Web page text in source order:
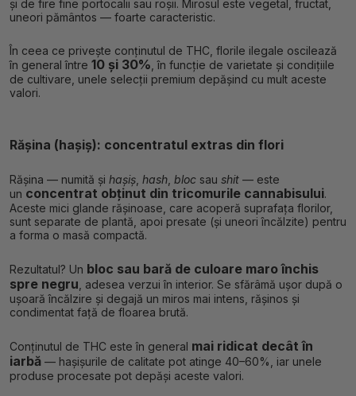
și de fire fine portocalii sau roșii. Mirosul este vegetal, fructat,
uneori pământos — foarte caracteristic.
În ceea ce privește conținutul de THC, florile ilegale oscilează
în general între 10 și 30% , în funcție de varietate și condițiile
de cultivare, unele selecții premium depășind cu mult aceste
valori.
Rășina (hașiș): concentratul extras din flori
Rășina — numită și hașiș hash bloc sau shit — este
un concentrat obținut din tricomurile cannabisului.
Aceste mici glande rășinoase, care acoperă suprafața florilor,
sunt separate de plantă, apoi presate (și uneori încălzite) pentru
a forma o masă compactă.
Rezultatul? Un bloc sau bară de culoare maro închis
spre negru , adesea verzui în interior. Se sfărâmă ușor după o
ușoară încălzire și degajă un miros mai intens, rășinos și
condimentat față de floarea brută.
Conținutul de THC este în general mai ridicat decât în
iarbă — hașișurile de calitate pot atinge 40–60%, iar unele
produse procesate pot depăși aceste valori.